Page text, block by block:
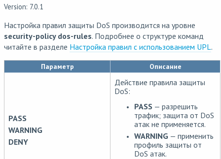
Version: 7.0.1
Настройка правил защиты DoS производится на уровне
security-policy dos-rules. Подробнее о структуре команд
читайте в разделе Настройка правил с использованием UPL.
Параметр Описание
PASS
WARNING
DENY
Действие правила защиты
DoS:
PASS — разрешить
трафик; защита от DoS
атак не применяется.
WARNING — применить
профиль защиты от
DoS атак.